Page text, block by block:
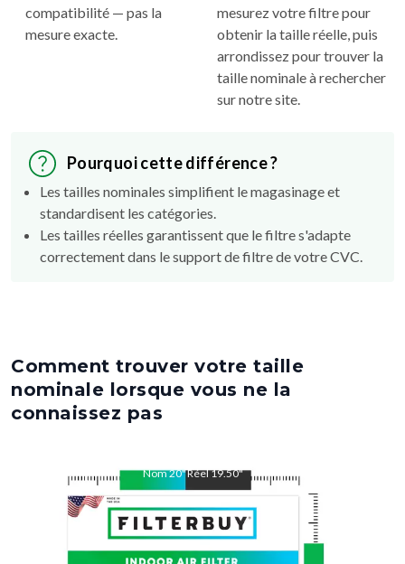
compatibilité — pas la
mesure exacte.
mesurez votre filtre pour
obtenir la taille réelle, puis
arrondissez pour trouver la
taille nominale à rechercher
sur notre site.
Pourquoi cette différence ?
Les tailles nominales simplifient le magasinage et
standardisent les catégories.
Les tailles réelles garantissent que le filtre s'adapte
correctement dans le support de filtre de votre CVC.
Comment trouver votre taille
nominale lorsque vous ne la
connaissez pas
Nom20"Réel19.50"